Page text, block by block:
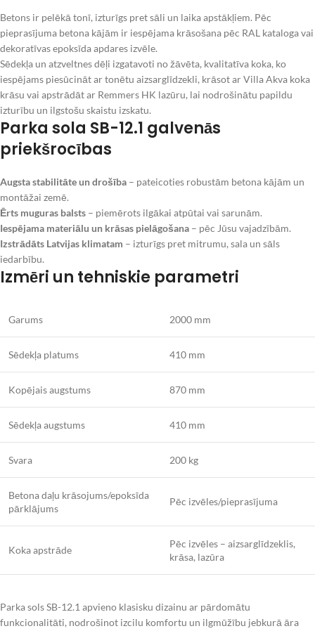
Betons ir pelēkā tonī, izturīgs pret sāli un laika apstākļiem. Pēc
pieprasījuma betona kājām ir iespējama krāsošana pēc RAL kataloga vai
dekoratīvas epoksīda apdares izvēle.
Sēdekļa un atzveltnes dēļi izgatavoti no žāvēta, kvalitatīva koka, ko
iespējams piesūcināt ar tonētu aizsarglīdzekli, krāsot ar Villa Akva koka
krāsu vai apstrādāt ar Remmers HK lazūru, lai nodrošinātu papildu
izturību un ilgstošu skaistu izskatu.
Parka sola SB-12.1 galvenās
priekšrocības
Augsta stabilitāte un drošība – pateicoties robustām betona kājām un
montāžai zemē.
Ērts muguras balsts – piemērots ilgākai atpūtai vai sarunām.
Iespējama materiālu un krāsas pielāgošana – pēc Jūsu vajadzībām.
Izstrādāts Latvijas klimatam – izturīgs pret mitrumu, sala un sāls
iedarbību.
Izmēri un tehniskie parametri
Garums 2000 mm
Sēdekļa platums 410 mm
Kopējais augstums 870 mm
Sēdekļa augstums 410 mm
Svara 200 kg
Betona daļu krāsojums/epoksīda
pārklājums
Pēc izvēles/pieprasījuma
Koka apstrāde
Pēc izvēles – aizsarglīdzeklis,
krāsa, lazūra
Parka sols SB-12.1 apvieno klasisku dizainu ar pārdomātu
funkcionalitāti, nodrošinot izcilu komfortu un ilgmūžību jebkurā āra